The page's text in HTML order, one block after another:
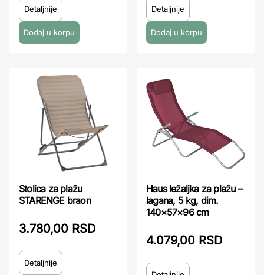
Detaljnije Detaljnije
Stolica za plažu
STARENGE braon
3.780,00 RSD
Detaljnije
Haus ležaljka za plažu –
lagana, 5 kg, dim.
140×57×96 cm
4.079,00 RSD